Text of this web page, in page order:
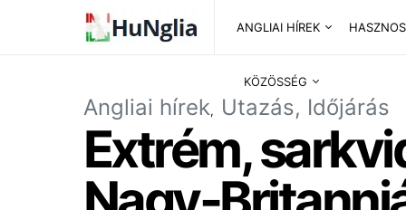
ANGLIAI HÍREK
KÖZÖSSÉG
Angliai hírek Utazás, Időjárás
Extrém,